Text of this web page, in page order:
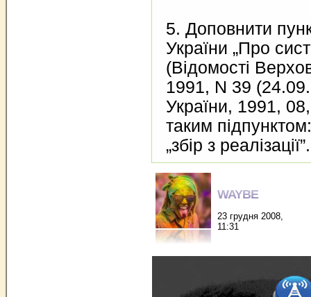
5. Доповнити
України „Про
(Відомості
1991, N 39
України, 1991,
таким підпунктом:
„збір з реалізації”.
WAYBE
23 грудня 2008,
11:31